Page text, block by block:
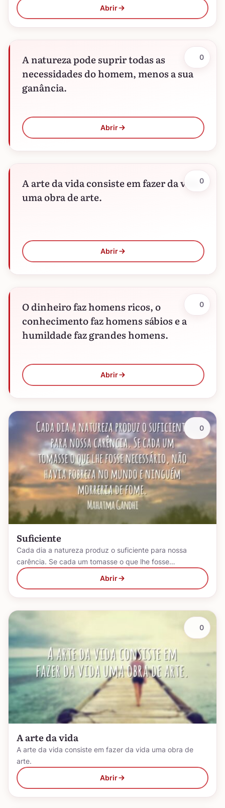
Abrir
A natureza pode suprir todas as
necessidades do homem, menos a sua
ganância.
Abrir
0
A arte da vida consiste em fazer da vida
uma obra de arte.
Abrir
0
O dinheiro faz homens ricos, o
conhecimento faz homens sábios e a
humildade faz grandes homens.
Abrir
0
Suficiente
Cada dia a natureza produz o suficiente para nossa
carência. Se cada um tomasse o que lhe fosse…
Abrir
0
A arte da vida
A arte da vida consiste em fazer da vida uma obra de
arte.
Abrir
0